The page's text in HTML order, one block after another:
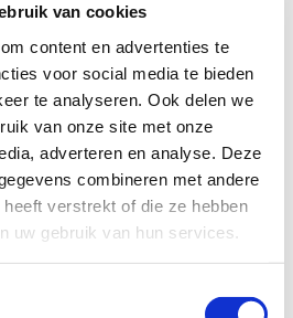
van cookies
content en advertenties te
voor social media te bieden
te analyseren. Ook delen we
van onze site met onze
adverteren en analyse. Deze
combineren met andere
verstrekt of die ze hebben
uw gebruik van hun services.